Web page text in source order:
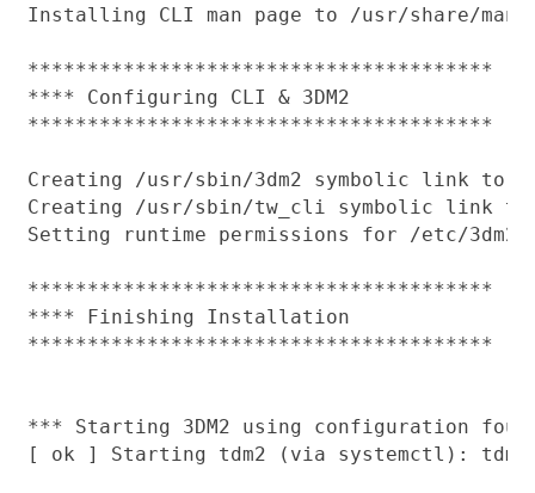
Installing CLI man page to /usr/share/man/
***************************************
**** Configuring CLI & 3DM2
***************************************
Creating /usr/sbin/3dm2 symbolic link to /
Creating /usr/sbin/tw_cli symbolic link
Setting runtime permissions for /etc/3dm2/
***************************************
**** Finishing Installation
***************************************
*** Starting 3DM2 using configuration